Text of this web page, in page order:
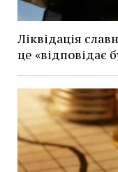
Ліквідація
це «відповідає